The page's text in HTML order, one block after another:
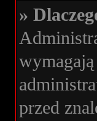
»
przed